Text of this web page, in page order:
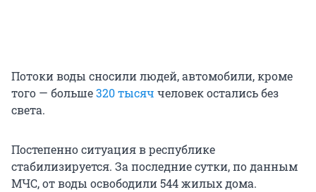
Потоки воды сносили людей, автомобили, кроме
того — больше320 тысяч человек остались без
света.
Постепенно ситуация в республике
стабилизируется. За последние сутки, по данным
МЧС, от воды освободили 544 жилых дома.